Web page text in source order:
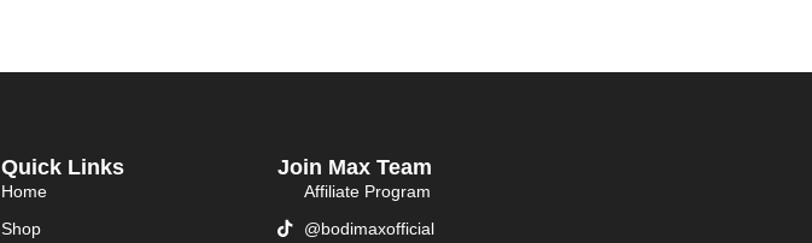
Quick Links
Home
Shop
Join Max Team
Affiliate Program
@bodimaxofficial